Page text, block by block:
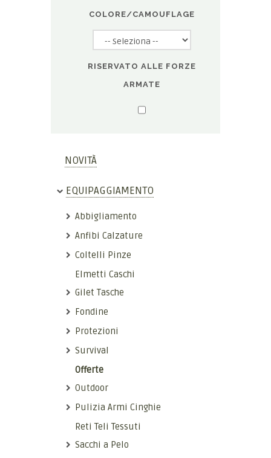
COLORE/CAMOUFLAGE
RISERVATO ALLE FORZE
ARMATE
NOVITÀ
EQUIPAGGIAMENTO
Abbigliamento
Anfibi Calzature
Coltelli Pinze
Elmetti Caschi
Gilet Tasche
Fondine
Protezioni
Survival
Offerte
Outdoor
Pulizia Armi Cinghie
Reti Teli Tessuti
Sacchi a Pelo